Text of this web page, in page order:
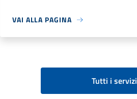
VAI ALLA PAGINA
Tutti i servizi